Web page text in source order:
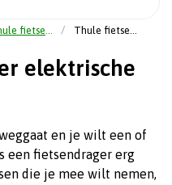
Thule fietsendragers Thule fietsendrager elektrische fietsen
elektrische
en je wilt een of
een fietsendrager erg
die je mee wilt nemen,